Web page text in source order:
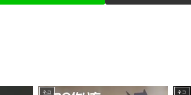
ネコ ネコ